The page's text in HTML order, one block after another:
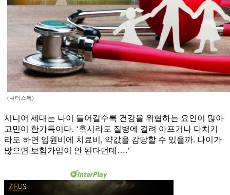
(셔터스톡)
시니어 세대는 나이 들어갈수록 건강을 위협하는 요인이 많아
고민이 한가득이다. ‘혹시라도 질병에 걸려 아프거나 다치기
라도 하면 입원비에 치료비, 약값을 감당할 수 있을까. 나이가
많으면 보험가입이 안 된다던데….’